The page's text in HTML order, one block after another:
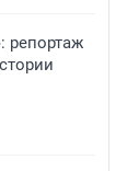
репортаж